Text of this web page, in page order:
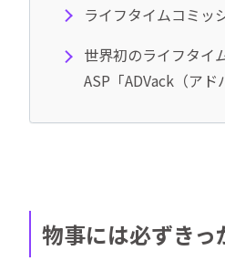
ライフタイムコミッ
世界初のライフタイ
ASP「ADVack（ア
物事には必ずきっ